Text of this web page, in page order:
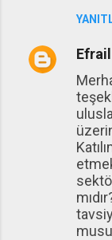
Efrail